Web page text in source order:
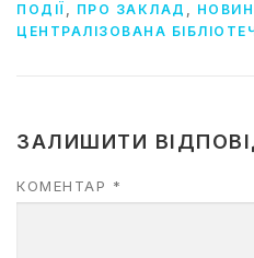
ПОДІЇ , ПРО ЗАКЛАД ,
ЦЕНТРАЛІЗОВАНА
ЗАЛИШИТИ
КОМЕНТАР *